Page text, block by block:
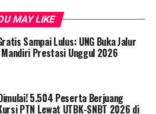
melalui dua jalur, yakni
Prestasi (SNBP) dan Seleksi
Eduart menjelaskan
untuk memfasilitasi PTN
mahasiswa melalui dua jalur:
dan prestasi lainnya
UTBK melalui SNBT.
MAY LIKE
Sampai Lulus: UNG Buka Jalur
Prestasi Unggul 2026
5.504 Peserta Berjuang
PTN Lewat UTBK-SNBT 2026 di